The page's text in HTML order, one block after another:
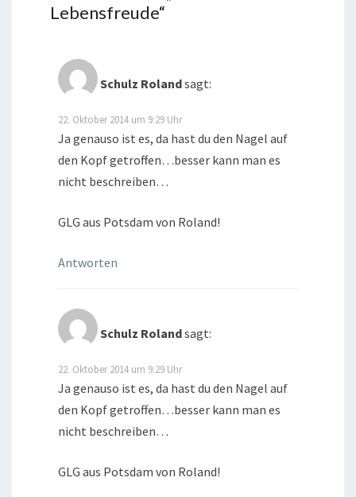
Lebensfreude“
Schulz Rolandsagt:
22. Oktober 2014 um 9:29 Uhr
Ja genauso ist es, da hast du den Nagel auf
den Kopf getroffen…besser kann man es
nicht beschreiben…
GLG aus Potsdam von Roland!
Antworten
Schulz Rolandsagt:
22. Oktober 2014 um 9:29 Uhr
Ja genauso ist es, da hast du den Nagel auf
den Kopf getroffen…besser kann man es
nicht beschreiben…
GLG aus Potsdam von Roland!